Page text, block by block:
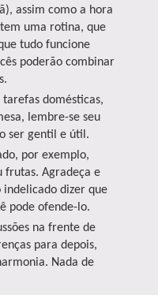
assim como a hora
uma rotina, que
tudo funcione
poderão combinar
domésticas,
lembre-se seu
ser gentil e útil.
por exemplo,
frutas. Agradeça e
dizer que
pode ofende-lo.
na frente de
para depois,
Nada de